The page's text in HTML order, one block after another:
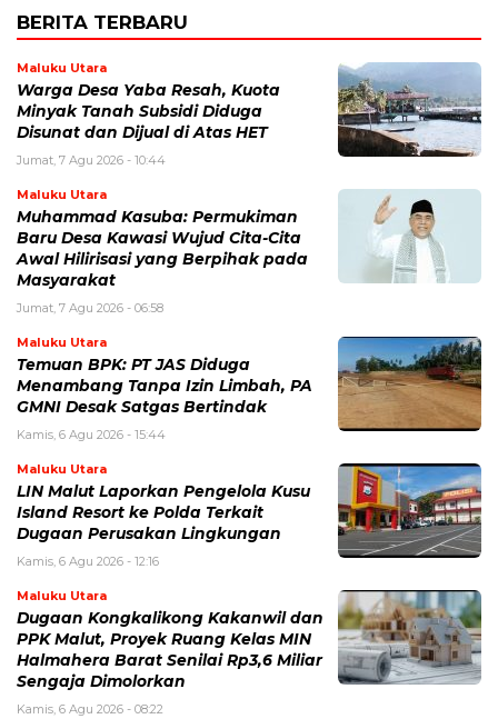
BERITA TERBARU
Maluku Utara
Warga Desa Yaba Resah, Kuota
Minyak Tanah Subsidi Diduga
Disunat dan Dijual di Atas HET
Jumat, 7 Agu 2026 - 10:44
Maluku Utara
Muhammad Kasuba: Permukiman
Baru Desa Kawasi Wujud Cita-Cita
Awal Hilirisasi yang Berpihak pada
Masyarakat
Jumat, 7 Agu 2026 - 06:58
Maluku Utara
Temuan BPK: PT JAS Diduga
Menambang Tanpa Izin Limbah, PA
GMNI Desak Satgas Bertindak
Kamis, 6 Agu 2026 - 15:44
Maluku Utara
LIN Malut Laporkan Pengelola Kusu
Island Resort ke Polda Terkait
Dugaan Perusakan Lingkungan
Kamis, 6 Agu 2026 - 12:16
Maluku Utara
Dugaan Kongkalikong Kakanwil dan
PPK Malut, Proyek Ruang Kelas MIN
Halmahera Barat Senilai Rp3,6 Miliar
Sengaja Dimolorkan
Kamis, 6 Agu 2026 - 08:22